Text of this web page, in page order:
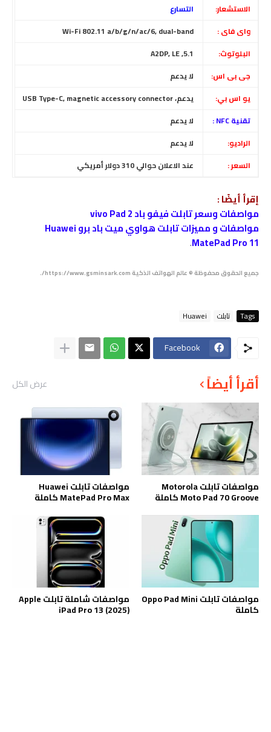
الاستشعار:
التسارع
واى فاى :
البلوتوث:
5.1, A2DP, LE
جى بى اس:
لا يدعم
يو اس بي:
يدعم، USB Type-C, magnetic accessory connector
تقنية NFC :
لا يدعم
الراديو:
لا يدعم
السعر :
عند الاعلان حوالي 310 دولار أمريكي
إقرأ أيضًا :
مواصفات وسعر تابلت فيفو باد vivo Pad 2
مواصفات و مميزات تابلت هواوي ميت باد برو Huawei
MatePad Pro 11
.
جميع الحقوق محفوظة © عالم الهواتف الذكية https://www.gsminsark.com/.
Tags تابلت Huawei
Facebook
أقرأ أيضاً عرض الكل
مواصفات تابلت Motorola
Moto Pad 70 Groove كاملة
مواصفات تابلت Huawei
MatePad Pro Max كاملة
مواصفات تابلت Oppo Pad Mini
كاملة
مواصفات شاملة تابلت Apple
iPad Pro 13 (2025)